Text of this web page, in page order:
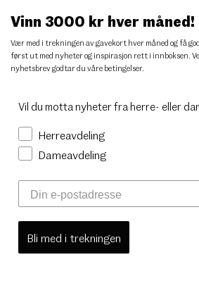
Vinn 3000 kr hver måned!
Vær med i trekningen av gavekort hver måned og få
først ut med nyheter og inspirasjon rett i innboksen.
nyhetsbrev godtar du våre betingelser.
Vil du motta nyheter fra herre- eller
Herreavdeling
Dameavdeling
Bli med i trekningen